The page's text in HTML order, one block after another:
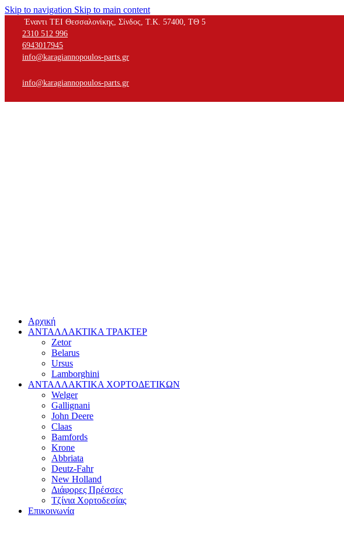
Skip to navigation Skip to main content
Έναντι ΤΕΙ Θεσσαλονίκης, Σίνδος, Τ.Κ. 57400, ΤΘ 5
2310 512 996
6943017945
info@karagiannopoulos-parts.gr
info@karagiannopoulos-parts.gr
Αρχική
ΑΝΤΑΛΛΑΚΤΙΚΑ ΤΡΑΚΤΕΡ
Zetor
Belarus
Ursus
Lamborghini
ΑΝΤΑΛΛΑΚΤΙΚΑ ΧΟΡΤΟΔΕΤΙΚΩΝ
Welger
Gallignani
John Deere
Claas
Bamfords
Krone
Abbriata
Deutz-Fahr
New Holland
Διάφορες Πρέσσες
Τζίνια Χορτοδεσίας
Επικοινωνία